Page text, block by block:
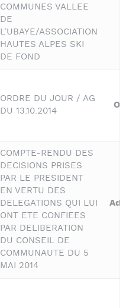
COMMUNES VALLEE
DE
L'UBAYE/ASSOCIATION
HAUTES ALPES SKI
DE FOND
ORDRE DU JOUR / AG
DU 13.10.2014
COMPTE-RENDU DES
DECISIONS PRISES
PAR LE PRESIDENT
EN VERTU DES
DELEGATIONS QUI LUI
ONT ETE CONFIEES
PAR DELIBERATION
DU CONSEIL DE
COMMUNAUTE DU 5
MAI 2014